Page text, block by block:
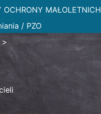
OCHRONY MAŁOLETNICH
/ PZO
>